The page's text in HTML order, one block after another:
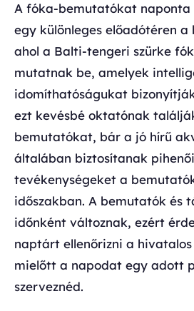
A fóka-bemutatókat
egy különleges előadótéren a
ahol a Balti-tengeri szürke
mutatnak be, amelyek
idomíthatóságukat
ezt kevésbé oktatónak
bemutatókat, bár a jó hírű
általában biztosítanak
tevékenységeket a
időszakban. A bemutatók és
időnként változnak, ezért
naptárt ellenőrizni a
mielőtt a napodat egy adott
szerveznéd.